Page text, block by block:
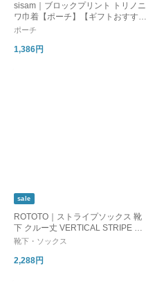
sisam｜ブロックプリント トリノニ
ワ巾着【ポーチ】【ギフトおすす
め】【鳥柄】
ポーチ
1,386円
sale
ROTOTO｜ストライプソックス 靴
下 クルー丈 VERTICAL STRIPE SO
CKS R1586 ロトト ギフト プレゼ
靴下・ソックス
2,288円